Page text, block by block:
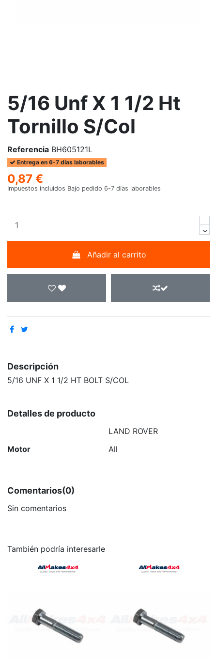
5/16 Unf X 1 1/2 Ht
Tornillo S/Col
Referencia BH605121L
Entrega en 6-7 días laborables
0,87 €
Impuestos incluidos Bajo pedido 6-7 días laborables
Añadir al carrito
Descripción
5/16 UNF X 1 1/2 HT BOLT S/COL
Detalles de producto
LAND ROVER
Motor
All
Comentarios(0)
Sin comentarios
También podría interesarle